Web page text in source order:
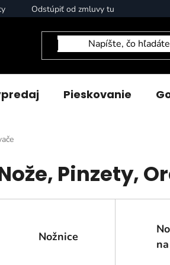
Odstúpiť od zmluvy tu
Pieskovanie
Pinzety,
Nožnice